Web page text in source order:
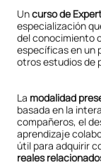
Uncurso de
especialización
del conocimiento
específicas en un
otros estudios de
La modalidad
basada en la
compañeros, el
aprendizaje
útil para adquirir
reales